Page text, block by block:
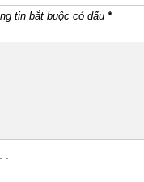
tin bắt buộc có dấu *